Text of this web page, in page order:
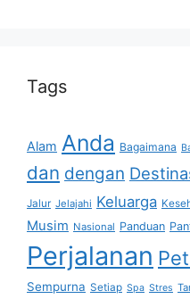
Tags
Alam Anda Bagaimana
dan dengan
Jalur Jelajahi Keluarga
Musim Nasional Panduan
Perjalanan
Sempurna Setiap Spa Stres